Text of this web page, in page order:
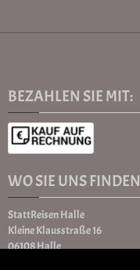
BEZAHLEN SIE MIT:
WO SIE UNS FINDEN
StattReisen Halle
Kleine Klausstraße 16
06108 Halle